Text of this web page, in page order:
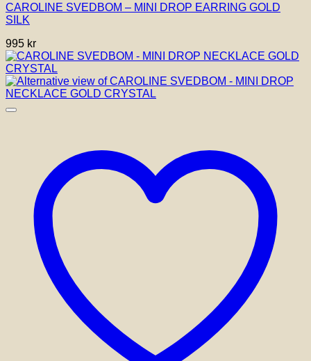
CAROLINE SVEDBOM – MINI DROP EARRING GOLD
SILK
995 kr